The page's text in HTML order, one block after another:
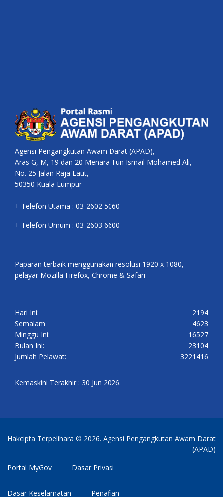
Agensi Pengangkutan Awam Darat (APAD),
Aras G, M, 19 dan 20 Menara Tun Ismail Mohamed Ali,
No. 25 Jalan Raja Laut,
50350 Kuala Lumpur
+ Telefon Utama : 03-2602 5060
+ Telefon Umum : 03-2603 6600
Paparan terbaik menggunakan resolusi 1920 x 1080,
pelayar Mozilla Firefox, Chrome & Safari
Hari Ini:
2194
Semalam
4623
Minggu Ini:
16527
Bulan Ini:
23104
Jumlah Pelawat:
3221416
Kemaskini Terakhir : 30 Jun 2026.
Hakcipta Terpelihara © 2026. Agensi Pengangkutan Awam Darat
(APAD)
Portal MyGov
Dasar Privasi
Dasar Keselamatan Penafian